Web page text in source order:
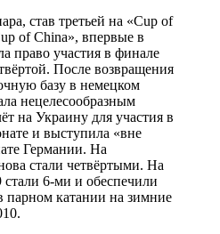
став третьей на «Cup of
of China», впервые в
право участия в финале
После возвращения
базу в немецком
нецелесообразным
на Украину для участия в
и выступила «вне
Германии. На
стали четвёртыми. На
6-ми и обеспечили
парном катании на зимние